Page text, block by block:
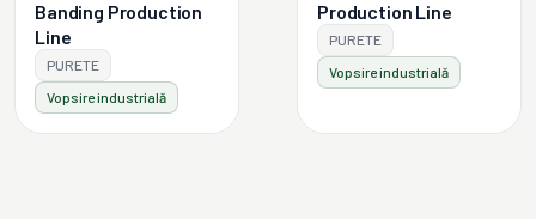
Banding Production
Line
PURETE
Vopsire industrială
Production Line
PURETE
Vopsire industrială